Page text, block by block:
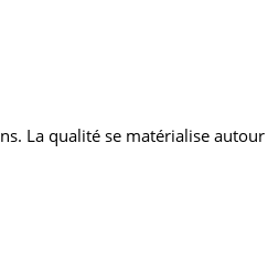
La qualité se matérialise